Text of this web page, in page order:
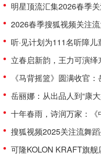
明星顶流汇集2026春季关注流大会 搜狐
2026春季搜狐视频关注流大会官宣4.18
听·见计划为111名听障儿童送上新年声音
立春启新韵，王力可演绎东方古典
《马背摇篮》圆满收官：岳丽娜凭借“康
岳丽娜：从出品人到“康大姐”，以双重身
十年春雨，诗润万家：《中国诗词大会
搜狐视频2025关注流舞蹈盛典群星
可隆KOLON KRAFT旗舰店启幕深圳万象城 品牌代言人刘诗诗